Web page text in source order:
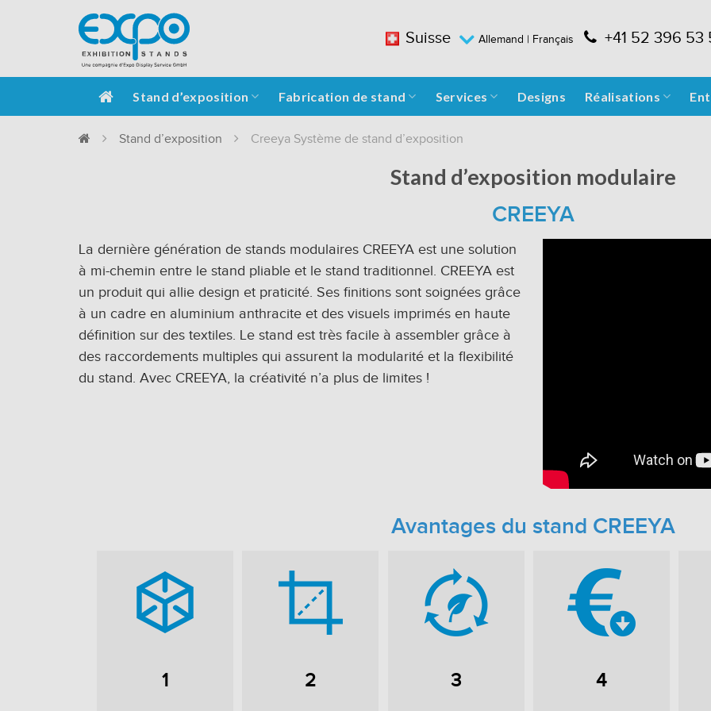
Suisse Allemand | Français +41 52 396 53
Stand d’exposition Fabrication de stand Services Designs Réalisations
Stand d’exposition Creeya Système de stand d’exposition
Stand d’exposition modulaire
CREEYA
La dernière génération de stands modulaires CREEYA est une solution
à mi-chemin entre le stand pliable et le stand traditionnel. CREEYA est
un produit qui allie design et praticité. Ses finitions sont soignées grâce
à un cadre en aluminium anthracite et des visuels imprimés en haute
définition sur des textiles. Le stand est très facile à assembler grâce à
des raccordements multiples qui assurent la modularité et la flexibilité
du stand. Avec CREEYA, la créativité n’a plus de limites !
Avantages du stand CREEYA
1 2 3 4